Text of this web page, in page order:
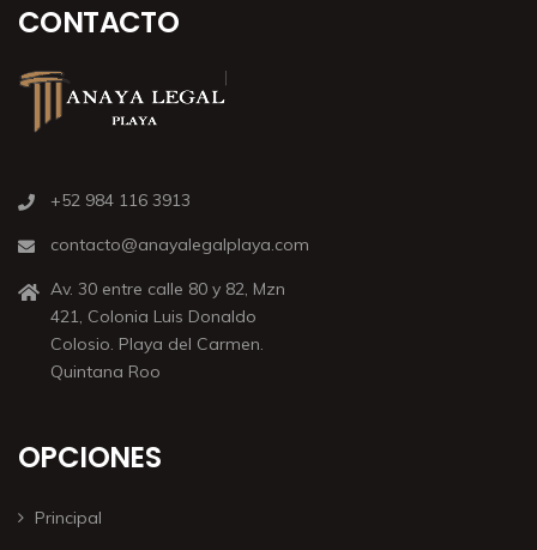
CONTACTO
+52 984 116 3913
contacto@anayalegalplaya.com
Av. 30 entre calle 80 y 82, Mzn
421, Colonia Luis Donaldo
Colosio. Playa del Carmen.
Quintana Roo
OPCIONES
Principal